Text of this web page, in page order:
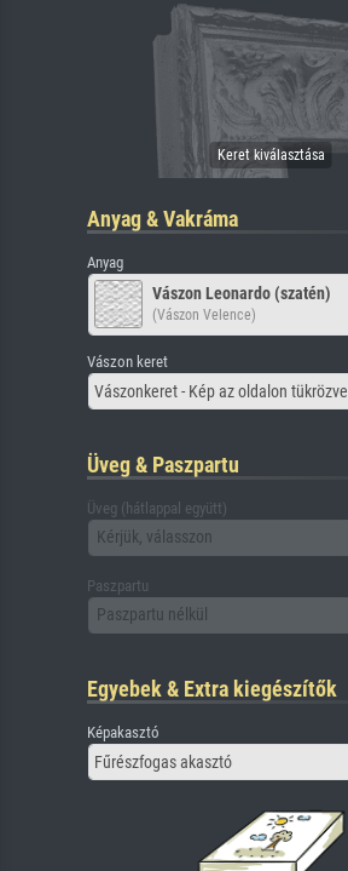
Anyag & Vakráma
Anyag
Vászon Leonardo (szatén)
(Vászon Velence)
Vászon keret
Vászonkeret - Kép az oldalon tükrözve
Üveg & Paszpartu
Üveg (hátlappal együtt)
Kérjük, válasszon
Paszpartu
Paszpartu nélkül
Egyebek & Extra kiegészítők
Képakasztó
Fűrészfogas akasztó